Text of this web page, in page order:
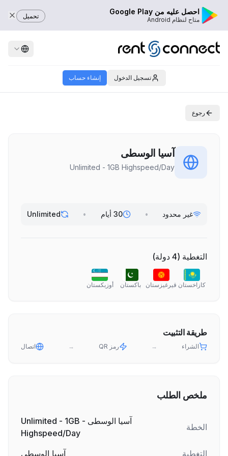
احصل عليه من Google Play
متاح لنظام Android تحميل
تسجيل الدخول إنشاء حساب
رجوع
آسيا الوسطى
Unlimited - 1GB Highspeed/Day
غير محدود • 30 أيام •
Unlimited
التغطية (
4 دولة)
كازاخستان قيرغيزستان باكستان أوزبكستان
طريقة التثبيت
الشراء → رمز QR → اتصال
ملخص الطلب
الخطة
آسيا الوسطى - Unlimited - 1GB
Highspeed/Day
التغطية
آسيا الوسطى